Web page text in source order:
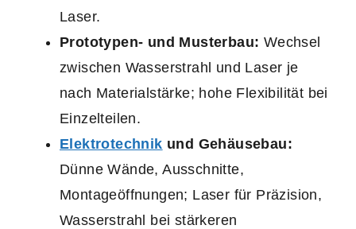
Laser.
Prototypen- und Musterbau: Wechsel
zwischen Wasserstrahl und Laser je
nach Materialstärke; hohe Flexibilität bei
Einzelteilen.
Elektrotechnik und Gehäusebau:
Dünne Wände, Ausschnitte,
Montageöffnungen; Laser für Präzision,
Wasserstrahl bei stärkeren